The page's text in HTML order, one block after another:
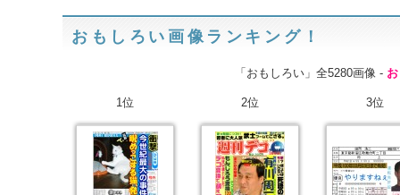
おもしろい画像ランキング！
「おもしろい」全5280画像 -
1位 2位 3位